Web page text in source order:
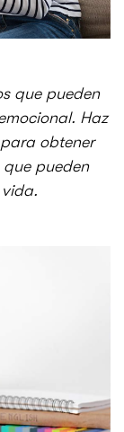
que pueden
Haz
obtener
pueden